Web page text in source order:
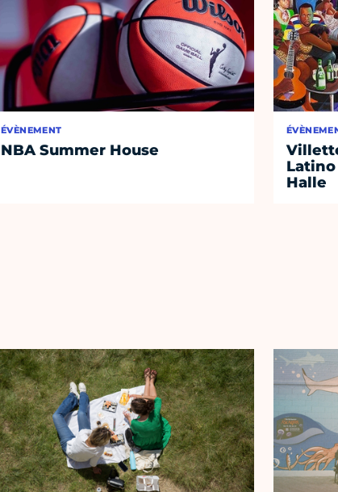
ÉVÈNEMENT
NBA Summer House
Halle